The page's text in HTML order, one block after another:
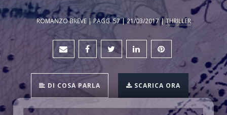
ROMANZO BREVE | PAGG. 57 | 21/03/2017 |THRILLER
DI COSA PARLA SCARICA ORA